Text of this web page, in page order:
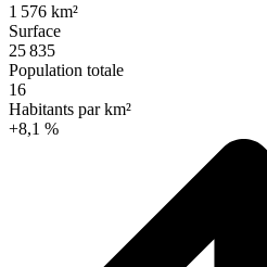
1 576 km²
Surface
25 835
Population totale
16
Habitants par km²
+8,1 %